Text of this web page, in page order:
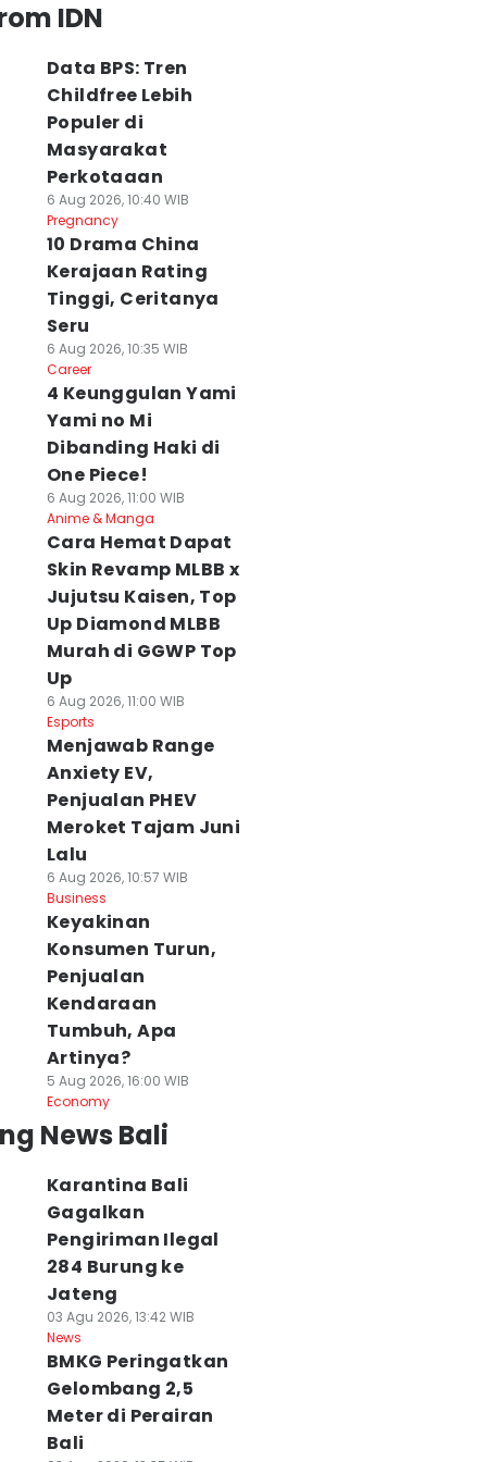
IDN
Data BPS: Tren
Childfree Lebih
Populer di
Masyarakat
Perkotaaan
6 Aug 2026, 10:40 WIB
Pregnancy
10 Drama China
Kerajaan Rating
Tinggi, Ceritanya
Seru
6 Aug 2026, 10:35 WIB
Career
4 Keunggulan Yami
Yami no Mi
Dibanding Haki di
One Piece!
6 Aug 2026, 11:00 WIB
Anime & Manga
Cara Hemat Dapat
Skin Revamp MLBB x
Jujutsu Kaisen, Top
Up Diamond MLBB
Murah di GGWP Top
Up
6 Aug 2026, 11:00 WIB
Esports
Menjawab Range
Anxiety EV,
Penjualan PHEV
Meroket Tajam Juni
Lalu
6 Aug 2026, 10:57 WIB
Business
Keyakinan
Konsumen Turun,
Penjualan
Kendaraan
Tumbuh, Apa
Artinya?
5 Aug 2026, 16:00 WIB
Economy
News Bali
Karantina Bali
Gagalkan
Pengiriman Ilegal
284 Burung ke
Jateng
03 Agu 2026, 13:42 WIB
News
BMKG Peringatkan
Gelombang 2,5
Meter di Perairan
Bali